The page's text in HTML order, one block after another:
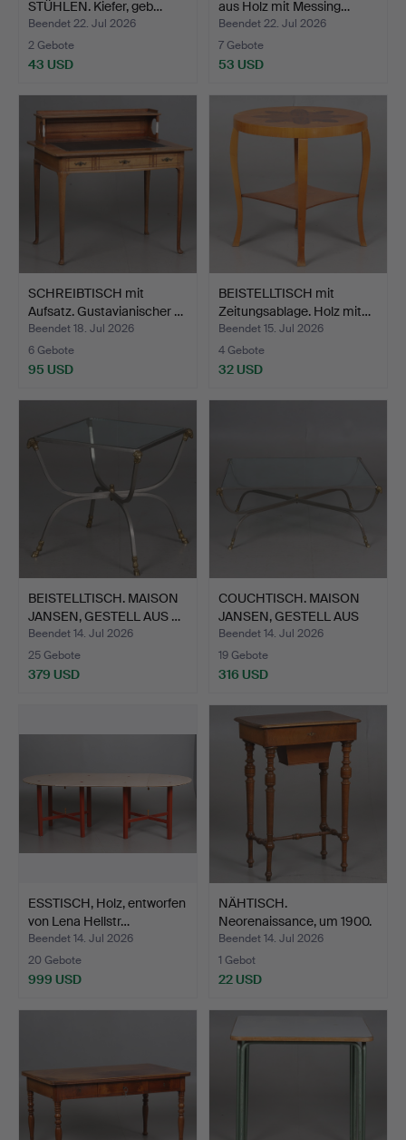
STÜHLEN. Kiefer, geb…
Beendet 22. Jul 2026
2 Gebote
43 USD
aus Holz mit Messing…
Beendet 22. Jul 2026
7 Gebote
53 USD
SCHREIBTISCH mit
Aufsatz. Gustavianischer …
Beendet 18. Jul 2026
6 Gebote
95 USD
BEISTELLTISCH mit
Zeitungsablage. Holz mit…
Beendet 15. Jul 2026
4 Gebote
32 USD
BEISTELLTISCH. MAISON
JANSEN, GESTELL AUS …
Beendet 14. Jul 2026
25 Gebote
379 USD
COUCHTISCH. MAISON
JANSEN, GESTELL AUS
MAS…
Beendet 14. Jul 2026
19 Gebote
316 USD
ESSTISCH, Holz, entworfen
von Lena Hellstr…
Beendet 14. Jul 2026
20 Gebote
999 USD
NÄHTISCH.
Neorenaissance, um 1900.
Beendet 14. Jul 2026
1 Gebot
22 USD